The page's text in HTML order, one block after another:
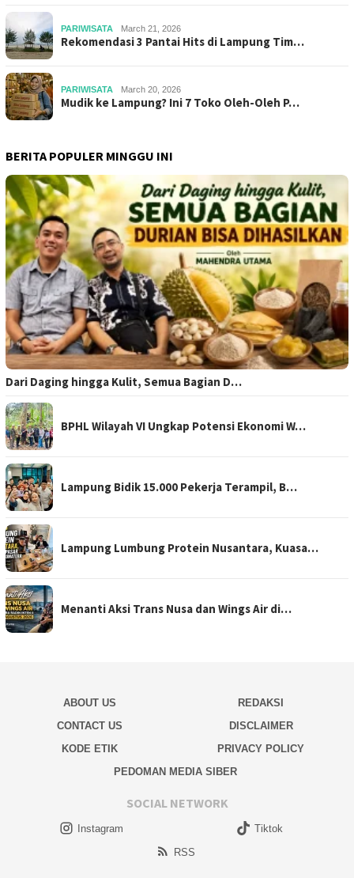
PARIWISATA March 21, 2026
Rekomendasi 3 Pantai Hits di Lampung Tim…
PARIWISATA March 20, 2026
Mudik ke Lampung? Ini 7 Toko Oleh-Oleh P…
BERITA POPULER MINGGU INI
Dari Daging hingga Kulit, Semua Bagian D…
BPHL Wilayah VI Ungkap Potensi Ekonomi W…
Lampung Bidik 15.000 Pekerja Terampil, B…
Lampung Lumbung Protein Nusantara, Kuasa…
Menanti Aksi Trans Nusa dan Wings Air di…
ABOUT US
REDAKSI
CONTACT US
DISCLAIMER
KODE ETIK
PRIVACY POLICY
PEDOMAN MEDIA SIBER
SOCIAL NETWORK
Instagram
Tiktok
RSS